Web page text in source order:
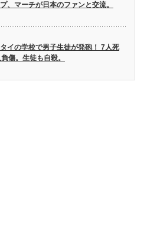
、マーチが日本のファンと交流。
タイの学校で男子生徒が発砲！ 7人死
傷。生徒も自殺。